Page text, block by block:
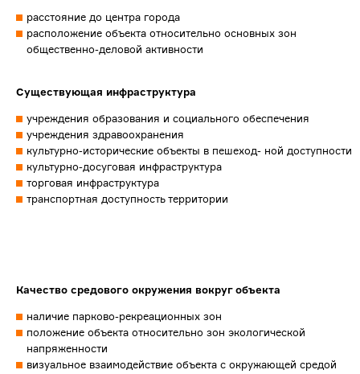
расстояние до центра города
расположение объекта относительно основных зон
общественно-деловой активности
Существующая инфраструктура
учреждения образования и социального обеспечения
учреждения здравоохранения
культурно-исторические объекты в пешеход- ной доступности
культурно-досуговая инфраструктура
торговая инфраструктура
транспортная доступность территории
Качество средового окружения вокруг объекта
наличие парково-рекреационных зон
положение объекта относительно зон экологической
напряженности
визуальное взаимодействие объекта с окружающей средой